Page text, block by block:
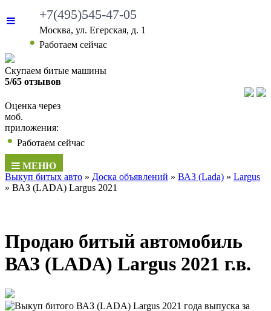
+7(495)545-47-05
Москва, ул. Егерская, д. 1
• Работаем сейчас
Скупаем битые машины
5/65 отзывов
Оценка через
моб.
приложения:
• Работаем сейчас
МЕНЮ
Выкуп битых авто » Доска объявлений » ВАЗ (Lada) » Largus
» ВАЗ (LADA) Largus 2021
Продаю битый автомобиль
ВАЗ (LADA) Largus 2021 г.в.